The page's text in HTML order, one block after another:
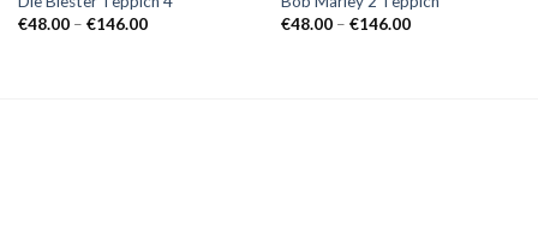
€48.00 – €146.00Preisspanne:
€48.00 – €146.00Preisspanne: